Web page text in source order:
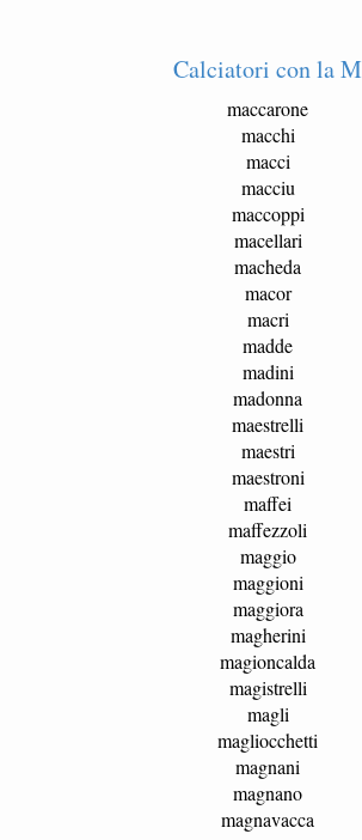
Calciatori con la M
maccarone
macchi
macci
macciu
maccoppi
macellari
macheda
macor
macri
madde
madini
madonna
maestrelli
maestri
maestroni
maffei
maffezzoli
maggio
maggioni
maggiora
magherini
magioncalda
magistrelli
magli
magliocchetti
magnani
magnano
magnavacca